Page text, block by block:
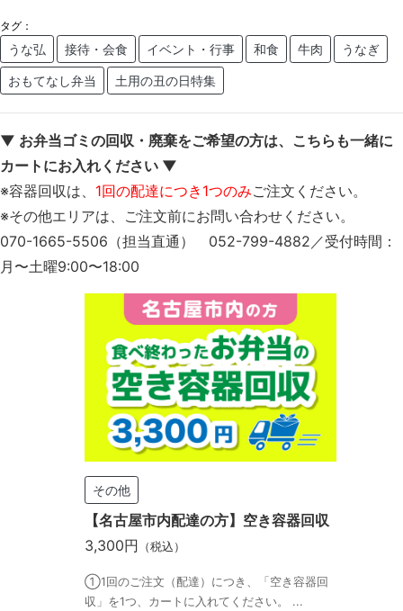
タグ：
うな弘 接待・会食 イベント・行事 和食 牛肉 うなぎ
おもてなし弁当 土用の丑の日特集
▼ お弁当ゴミの回収・廃棄をご希望の方は、こちらも一緒に
カートにお入れください ▼
※容器回収は、 1回の配達につき1つのみご注文ください。
※その他エリアは、ご注文前にお問い合わせください。
070-1665-5506（担当直通） 052-799-4882／受付時間：
月〜土曜9:00〜18:00
その他
【名古屋市内配達の方】空き容器回収
3,300円 （税込）
①1回のご注文（配達）につき、「空き容器回
収」を1つ、カートに入れてください。 ...